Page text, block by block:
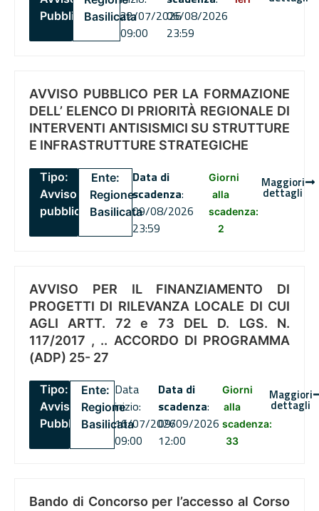
PubblicoBasilicata22/07/2026
09:00
06/08/2026
23:59
AVVISO PUBBLICO PER LA FORMAZIONE
DELL’ ELENCO DI PRIORITÀ REGIONALE DI
INTERVENTI ANTISISMICI SU STRUTTURE
E INFRASTRUTTURE STRATEGICHE
Tipo:
Avviso
pubblico
Ente:
Regione
Basilicata
Data di
scadenza:
09/08/2026
23:59
Giorni
alla
scadenza:
2
Maggiori
dettagli
AVVISO PER IL FINANZIAMENTO DI
PROGETTI DI RILEVANZA LOCALE DI CUI
AGLI ARTT. 72 e 73 DEL D. LGS. N.
117/2017 , .. ACCORDO DI PROGRAMMA
(ADP) 25- 27
Tipo:
Avviso
Pubblico
Ente:
Regione
Basilicata
Data
inizio:
16/07/2026
09:00
Data di
scadenza:
09/09/2026
12:00
Giorni
alla
scadenza:
33
Maggiori
dettagli
Bando di Concorso per l’accesso al Corso